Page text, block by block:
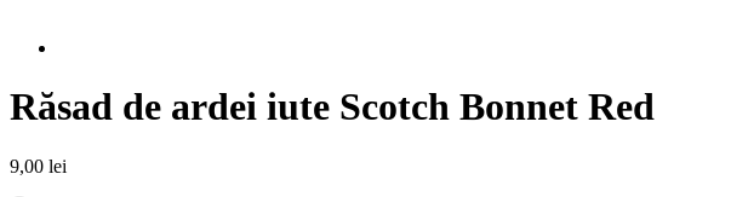
Răsad de ardei iute Scotch Bonnet Red
9,00 lei